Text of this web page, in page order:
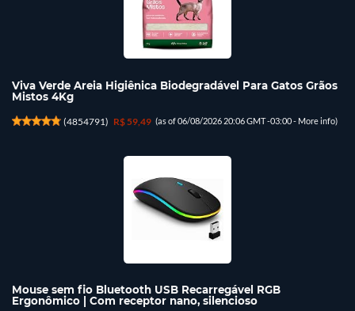
Viva Verde Areia Higiênica Biodegradável Para Gatos Grãos
Mistos 4Kg
(4854791) R$ 59,49 (as of 06/08/2026 20:06 GMT -03:00 - More info)
Mouse sem fio Bluetooth USB Recarregável RGB
Ergonômico | Com receptor nano, silencioso